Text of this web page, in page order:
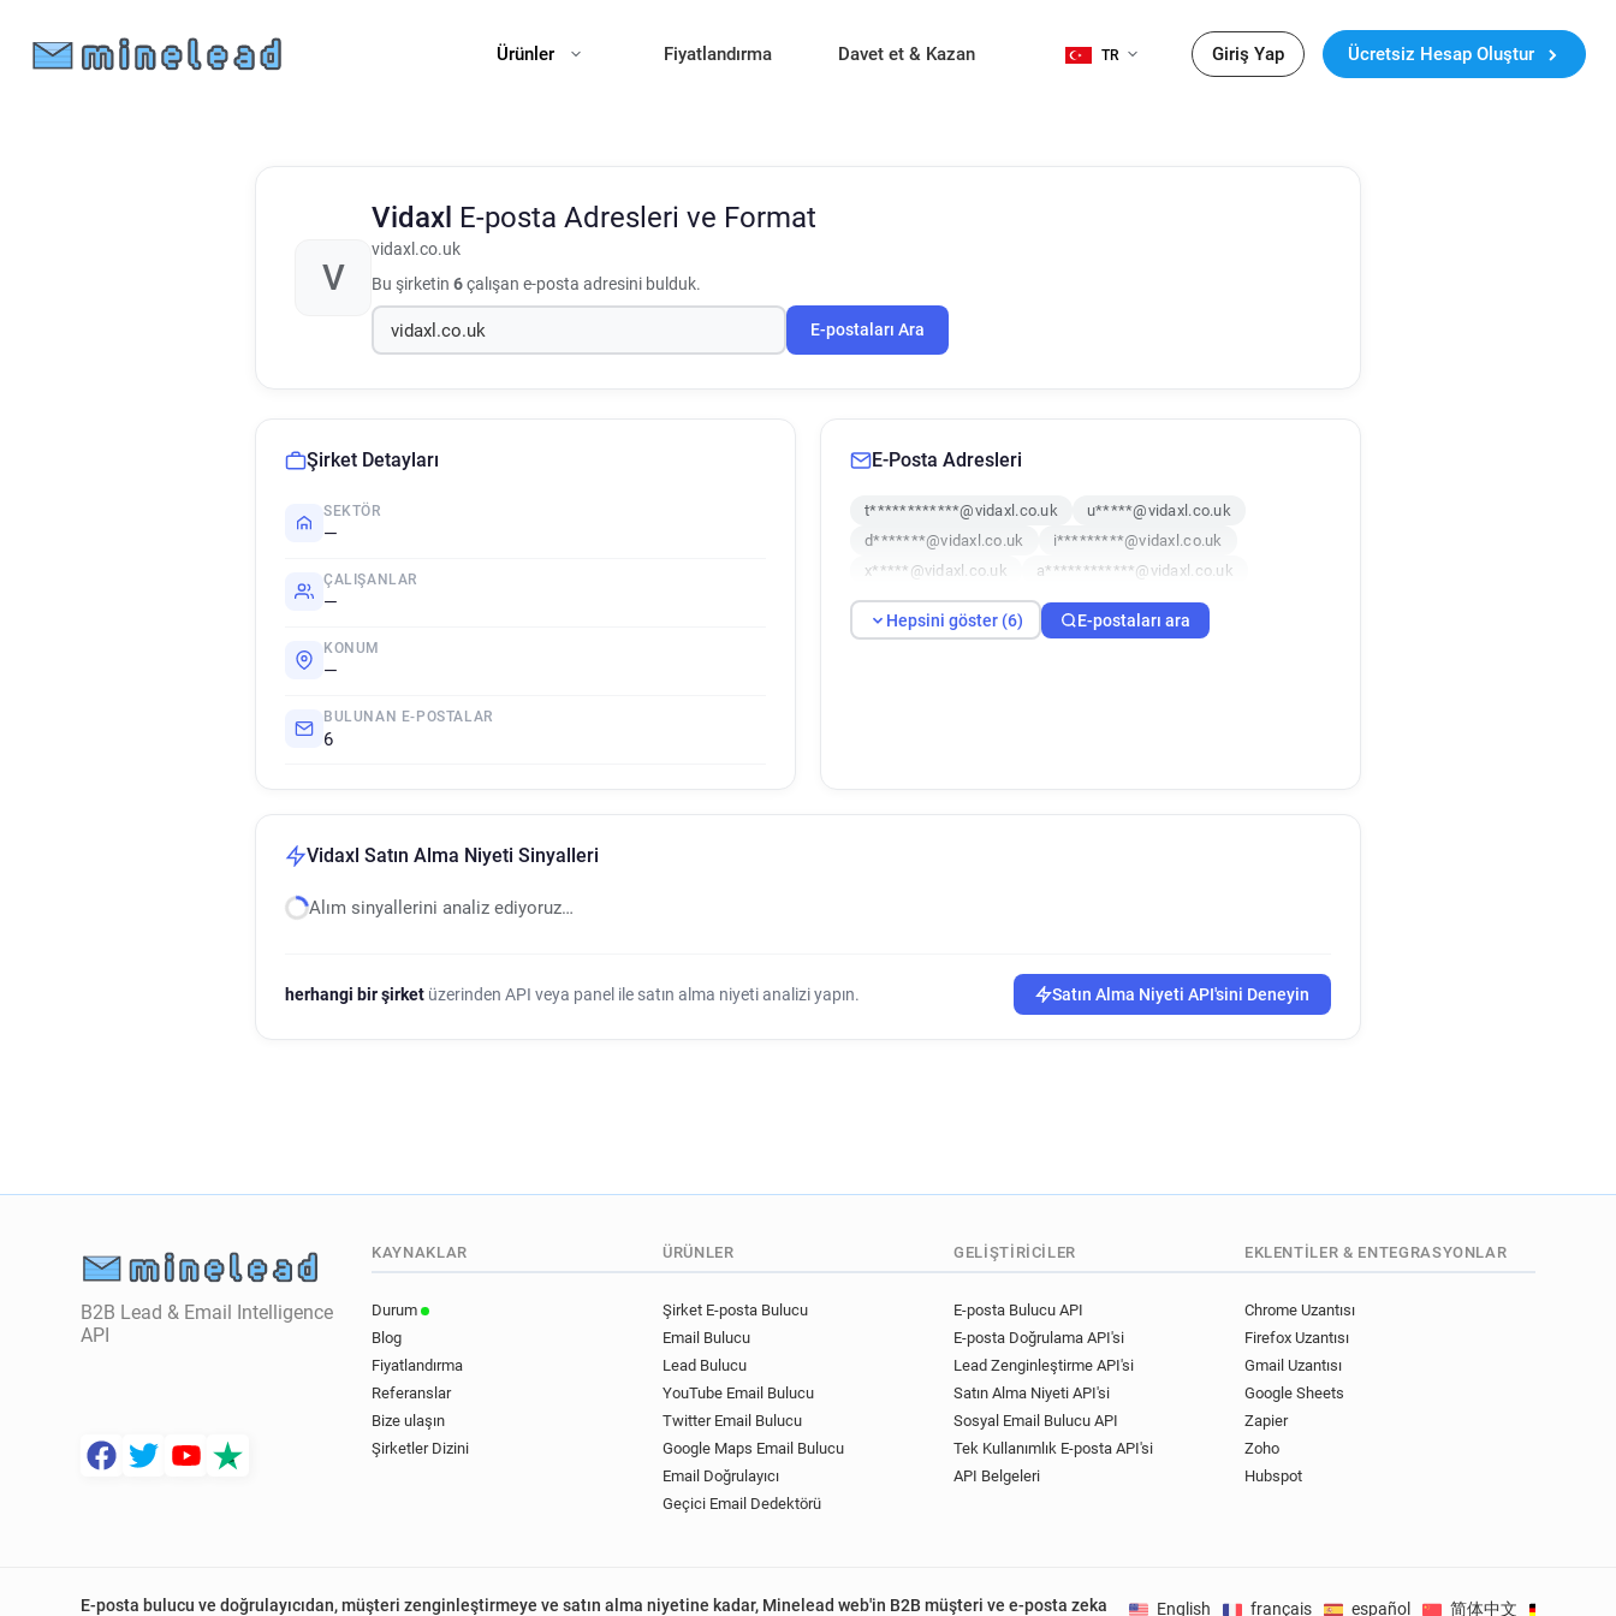
Ürünler Fiyatlandırma Davet et & Kazan TR Giriş Yap Ücretsiz Hesap Oluştur
V
Vidaxl E-posta Adresleri ve Format
vidaxl.co.uk
Bu şirketin 6çalışan e-posta adresini bulduk.
E-postaları Ara
Şirket Detayları
SEKTÖR
—
ÇALIŞANLAR
—
KONUM
—
BULUNAN E-POSTALAR
6
E-Posta Adresleri
t************@vidaxl.co.uk
u*****@vidaxl.co.uk
d*******@vidaxl.co.uk
i*********@vidaxl.co.uk
x*****@vidaxl.co.uk
a************@vidaxl.co.uk
Hepsini göster (6) E-postaları ara
Vidaxl Satın Alma Niyeti Sinyalleri
Alım sinyallerini analiz ediyoruz…
herhangi bir şirket üzerinden API veya panel ile satın alma niyeti analizi yapın. Satın Alma Niyeti API'sini Deneyin
B2B Lead & Email Intelligence
API
KAYNAKLAR
Durum
Blog
Fiyatlandırma
Referanslar
Bize ulaşın
Şirketler Dizini
ÜRÜNLER
Şirket E-posta Bulucu
Email Bulucu
Lead Bulucu
YouTube Email Bulucu
Twitter Email Bulucu
Google Maps Email Bulucu
Email Doğrulayıcı
Geçici Email Dedektörü
GELIŞTIRICILER
E-posta Bulucu API
E-posta Doğrulama API'si
Lead Zenginleştirme API'si
Satın Alma Niyeti API'si
Sosyal Email Bulucu API
Tek Kullanımlık E-posta API'si
API Belgeleri
EKLENTILER & ENTEGRASYONLAR
Chrome Uzantısı
Firefox Uzantısı
Gmail Uzantısı
Google Sheets
Zapier
Zoho
Hubspot
E-posta bulucu ve doğrulayıcıdan, müşteri zenginleştirmeye ve satın alma niyetine kadar, Minelead web'in B2B müşteri ve e-posta zeka
English français español 简体中文